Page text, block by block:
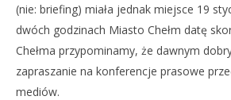
(nie: briefing) miała jednak miejsce 19
dwóch godzinach Miasto Chełm datę
Chełma przypominamy, że dawnym
zapraszanie na konferencje prasowe
mediów.